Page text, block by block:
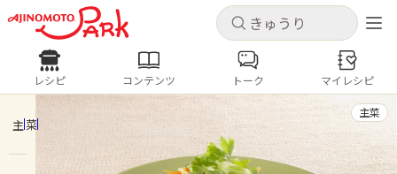
キャンセル
ログインするとレシピを保存できます
新規登録
キャンセル
レシピ コンテンツ
人気の食材・レシピ
レシピ コンテンツ トーク マイレシピ
主菜
主菜